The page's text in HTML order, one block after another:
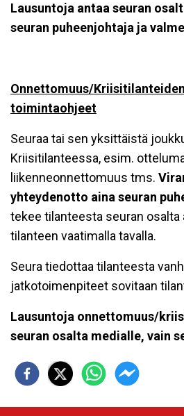
Lausuntoja antaa seuran
seuran puheenjohtaja ja
Onnettomuus/
toimintaohjeet
Seuraa tai sen yksittäistä
Kriisitilanteessa, esim.
liikenneonnettomuus tms.
yhteydenotto aina seuran
tekee tilanteesta seuran osalta
tilanteen vaatimalla tavalla.
Seura tiedottaa tilanteesta
jatkotoimenpiteet sovitaan
Lausuntoja onnettomuus/
seuran osalta medialle, vain